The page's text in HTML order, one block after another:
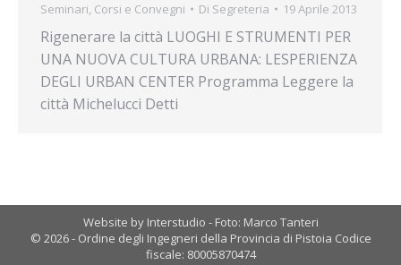
Seminari, Corsi e Convegni Di Segreteria 19 Aprile 2013
Rigenerare la città LUOGHI E STRUMENTI PER
UNA NUOVA CULTURA URBANA: LESPERIENZA
DEGLI URBAN CENTER Programma Leggere la
città Michelucci Detti
Website by Interstudio - Foto: Marco Tanteri
© 2026 - Ordine degli Ingegneri della Provincia di Pistoia Codice
fiscale: 80005870474